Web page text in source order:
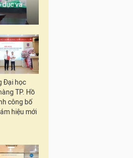
dục và
Đại học
TP. Hồ
công bố
hiệu mới